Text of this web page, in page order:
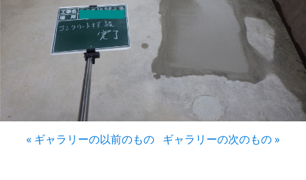
« ギャラリーの以前のもの ギャラリーの次のもの »